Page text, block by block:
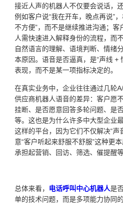
接近人声的机器人不仅要会说话，
例如客户说“我在开车，晚点再说”
不方便”，而不是继续推进沟通；客
人需快速进入解释身份的流程，而
自然语言的理解、语境判断、情绪
本原因。语音是否逼真，是“声线 +
表现，而不是某一项指标决定的。
在真实业务中，企业往往通过几轮
供应商机器人语音的差异：客户愿
挂断、是否愿意回答多轮问题、是
等。这也是为什么许多中大型企业
这样的平台，因为它们不仅解决“声
意“客户听起来舒服不舒服”这种更
承担起营销、回访、筛选、催提醒
总体来看， 电话呼叫中心机器人是
单的技术问题，而是多项能力协同